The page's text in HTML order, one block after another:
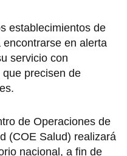
establecimientos de
en alerta
servicio con
precisen de
de Operaciones de
(COE Salud) realizará
nacional, a fin de